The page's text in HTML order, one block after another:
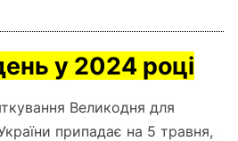
у 2024 році
Великодня для
припадає на 5 травня,